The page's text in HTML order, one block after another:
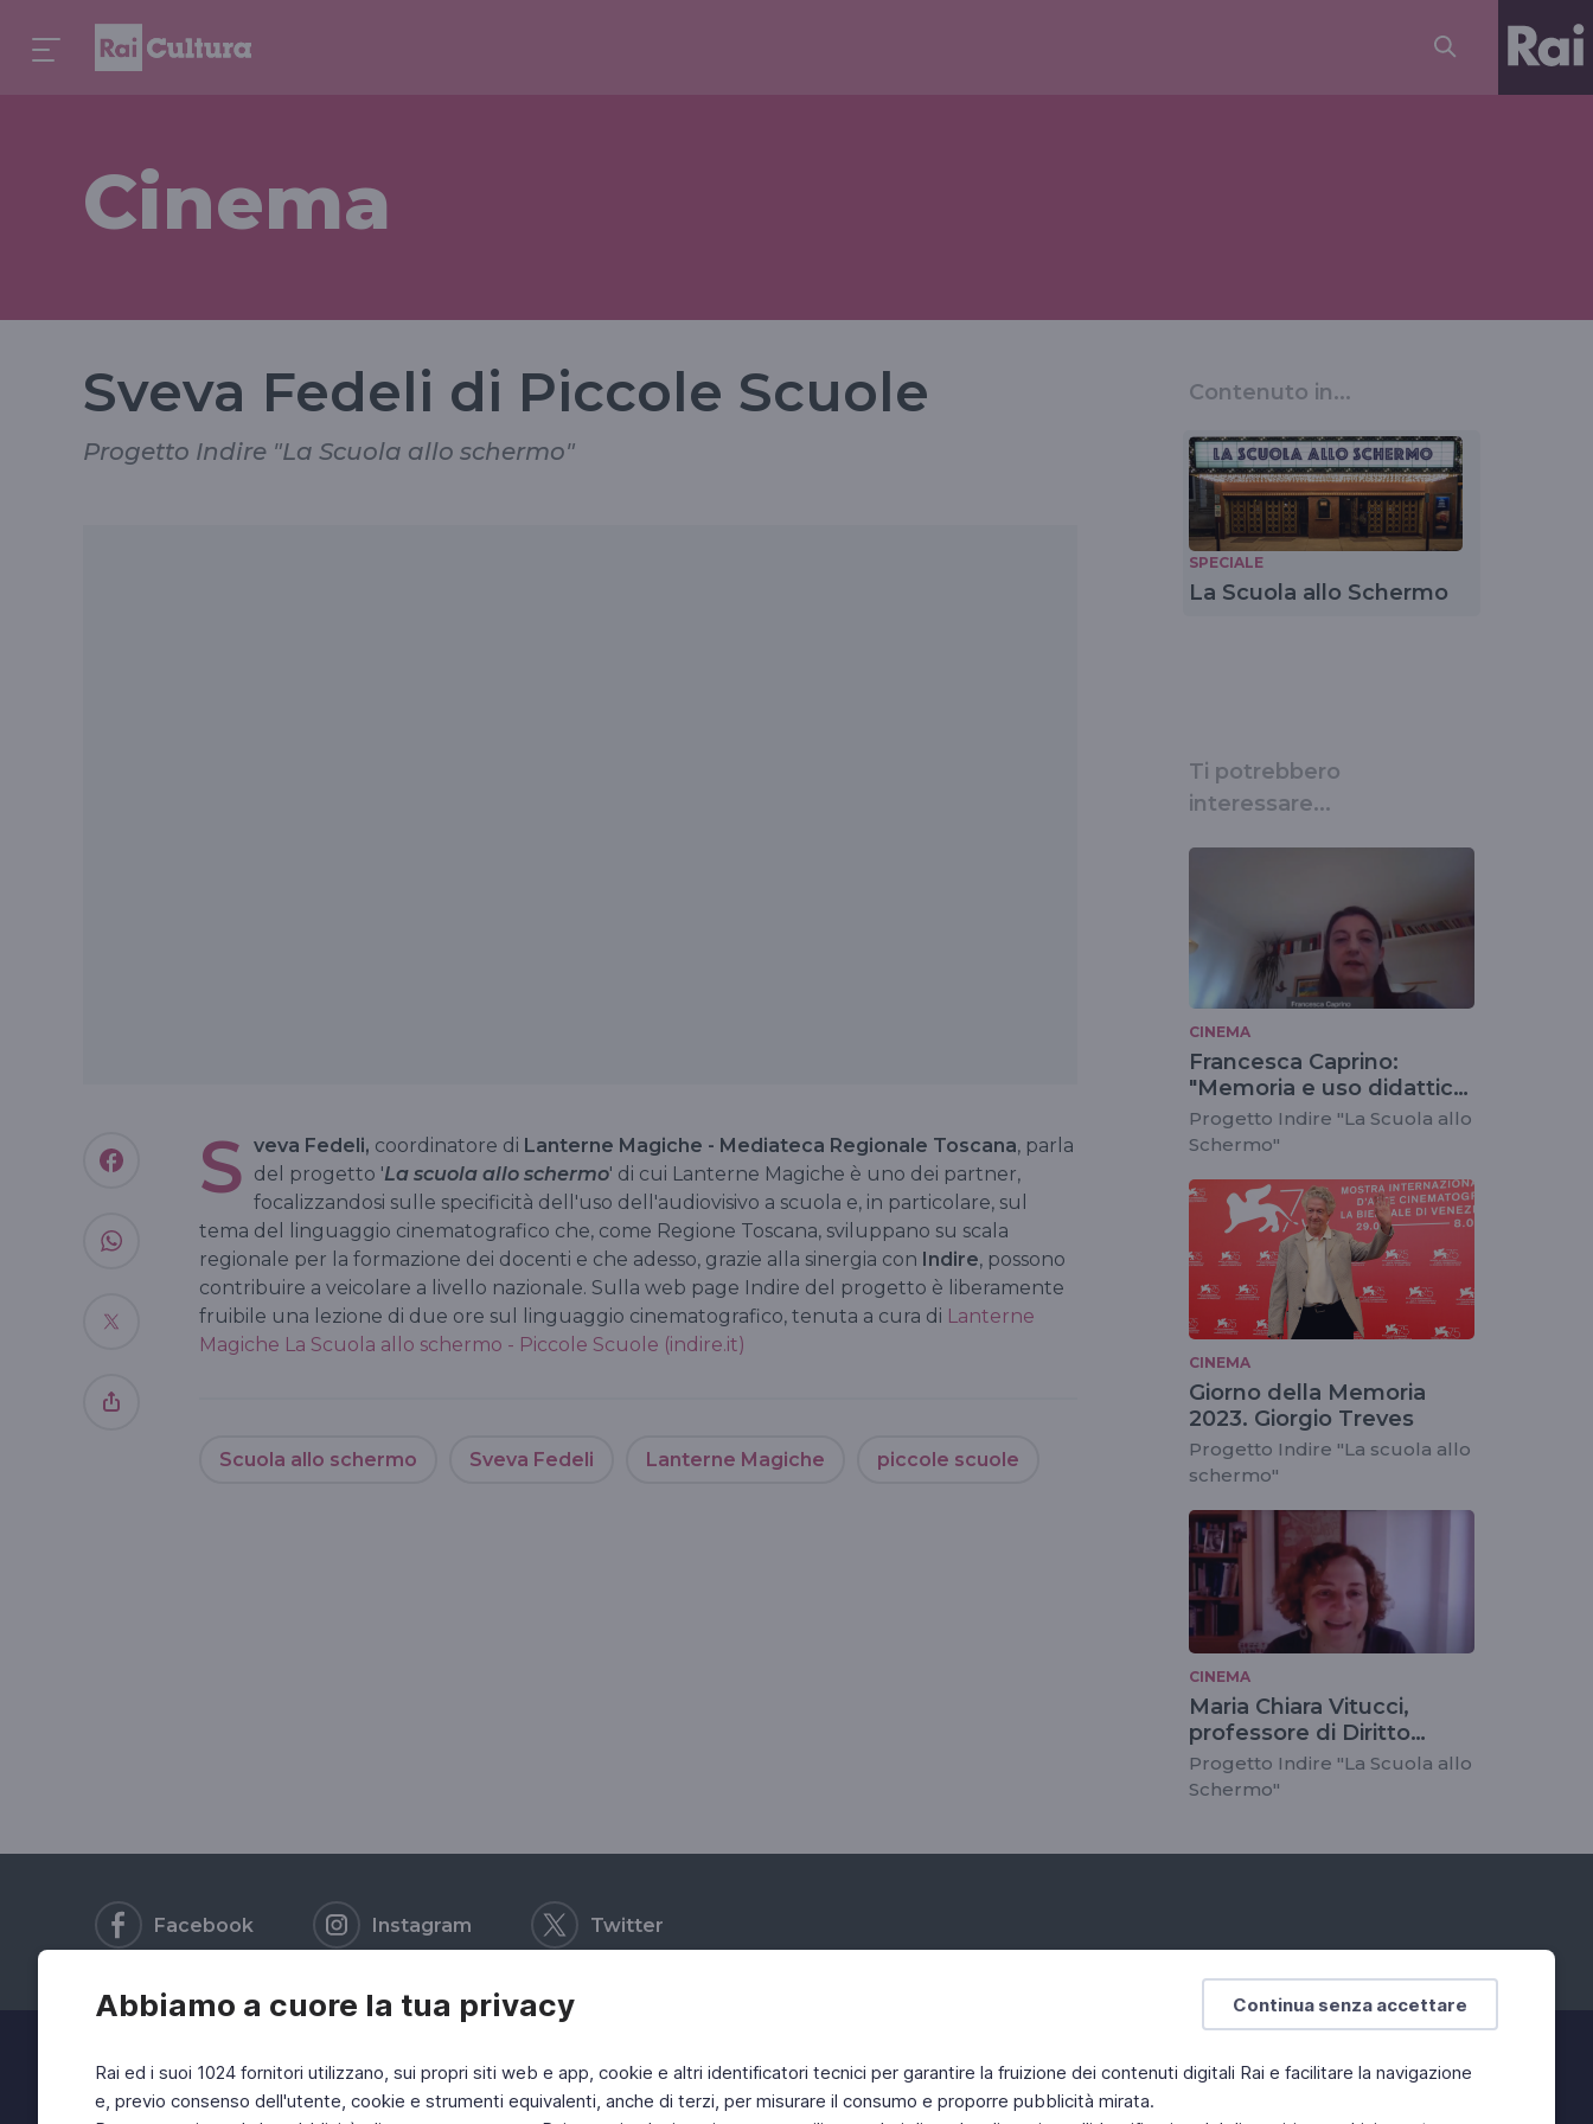
Continua senza accettare
Abbiamo a cuore la tua privacy
Rai ed i suoi 1024 fornitori utilizzano, sui propri siti web e app, cookie e altri identificatori tecnici per garantire la fruizione dei contenuti digitali Rai e facilitare la navigazione
e, previo consenso dell'utente, cookie e strumenti equivalenti, anche di terzi, per misurare il consumo e proporre pubblicità mirata.
Cinema
Sveva Fedeli di Piccole Scuole
Progetto Indire "La Scuola allo schermo"
S veva Fedeli, coordinatore di Lanterne Magiche - Mediateca Regionale Toscana, parla
del progetto 'La scuola allo schermo' di cui Lanterne Magiche è uno dei partner,
focalizzandosi sulle specificità dell'uso dell'audiovisivo a scuola e, in particolare, sul
tema del linguaggio cinematografico che, come Regione Toscana, sviluppano su scala
regionale per la formazione dei docenti e che adesso, grazie alla sinergia con Indire, possono
contribuire a veicolare a livello nazionale. Sulla web page Indire del progetto è liberamente
fruibile una lezione di due ore sul linguaggio cinematografico, tenuta a cura di Lanterne
Magiche La Scuola allo schermo - Piccole Scuole (indire.it)
Scuola allo schermo Sveva Fedeli Lanterne Magiche piccole scuole
Contenuto in...
SPECIALE
La Scuola allo Schermo
Ti potrebbero
interessare...
CINEMA
Francesca Caprino:
"Memoria e uso didattico
delle fonti filmiche"
Progetto Indire "La Scuola allo
Schermo"
CINEMA
Giorno della Memoria
2023. Giorgio Treves
Progetto Indire "La scuola allo
schermo"
CINEMA
Maria Chiara Vitucci,
professore di Diritto
Intenazionale
Progetto Indire "La Scuola allo
Schermo"
Facebook Instagram Twitter